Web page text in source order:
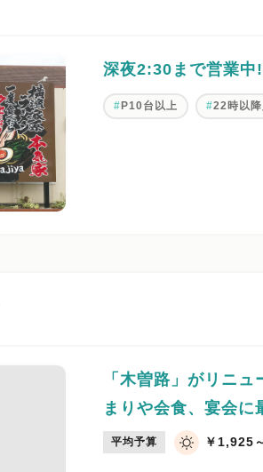
深夜2:30まで営業中
P10台以上 22時以降
「木曽路」がリニ
まりや会食、宴会
平均予算 ￥1,925